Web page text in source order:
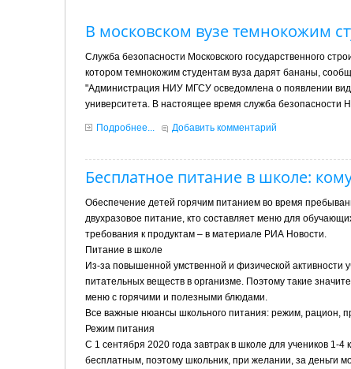
В московском вузе темнокожим
Служба безопасности Московского государственного
котором темнокожим студентам вуза дарят бананы,
"Администрация НИУ МГСУ осведомлена о появлении
университета. В настоящее время служба безопасности
Подробнее... Добавить комментарий
Бесплатное питание в школе:
Обеспечение детей горячим питанием во время
двухразовое питание, кто составляет меню для
требования к продуктам – в материале РИА Новости.
Питание в школе
Из-за повышенной умственной и физической активности
питательных веществ в организме. Поэтому такие
меню с горячими и полезными блюдами.
Все важные нюансы школьного питания: режим, рацион,
Режим питания
С 1 сентября 2020 года завтрак в школе для учеников 1-
бесплатным, поэтому школьник, при желании, за деньги